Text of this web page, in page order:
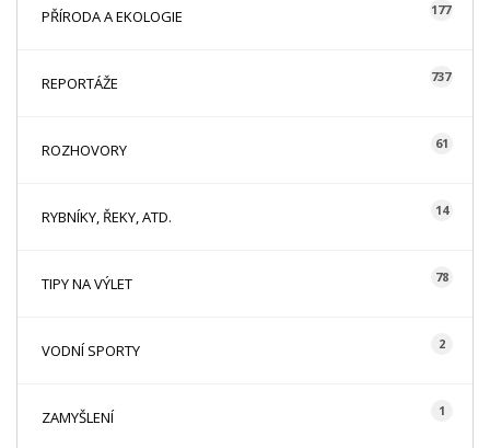
PŘÍRODA A EKOLOGIE 177
REPORTÁŽE 737
ROZHOVORY 61
RYBNÍKY, ŘEKY, ATD. 14
TIPY NA VÝLET 78
VODNÍ SPORTY 2
ZAMYŠLENÍ 1